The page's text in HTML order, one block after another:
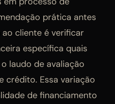
prática antes
cliente é verificar
específica quais
laudo de avaliação
crédito. Essa variação
de financiamento